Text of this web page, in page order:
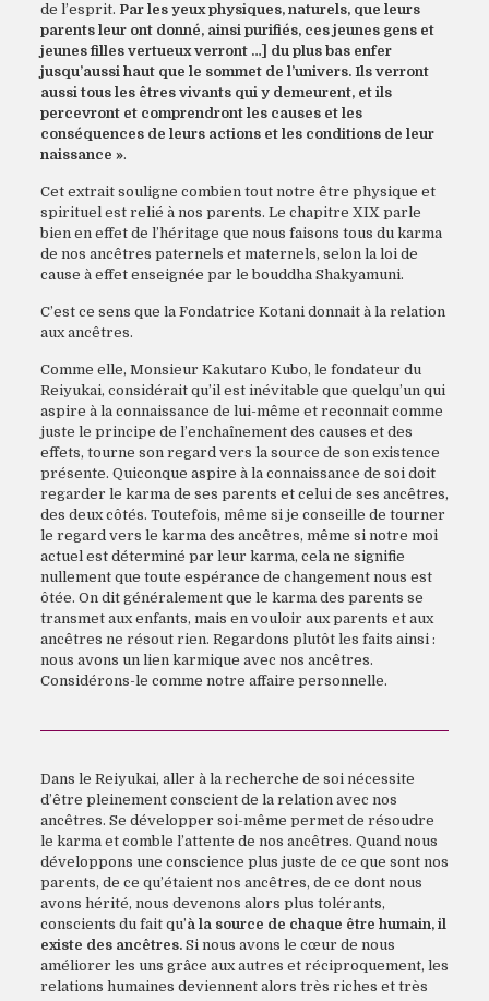
de l’esprit. Par les yeux physiques, naturels, que leurs
parents leur ont donné, ainsi purifiés, ces jeunes gens et
jeunes filles vertueux verront …] du plus bas enfer
jusqu’aussi haut que le sommet de l’univers. Ils verront
aussi tous les êtres vivants qui y demeurent, et ils
percevront et comprendront les causes et les
conséquences de leurs actions et les conditions de leur
naissance ».
Cet extrait souligne combien tout notre être physique et
spirituel est relié à nos parents. Le chapitre XIX parle
bien en effet de l’héritage que nous faisons tous du karma
de nos ancêtres paternels et maternels, selon la loi de
cause à effet enseignée par le bouddha Shakyamuni.
C’est ce sens que la Fondatrice Kotani donnait à la relation
aux ancêtres.
Comme elle, Monsieur Kakutaro Kubo, le fondateur du
Reiyukai, considérait qu’il est inévitable que quelqu’un qui
aspire à la connaissance de lui-même et reconnait comme
juste le principe de l’enchaînement des causes et des
effets, tourne son regard vers la source de son existence
présente. Quiconque aspire à la connaissance de soi doit
regarder le karma de ses parents et celui de ses ancêtres,
des deux côtés. Toutefois, même si je conseille de tourner
le regard vers le karma des ancêtres, même si notre moi
actuel est déterminé par leur karma, cela ne signifie
nullement que toute espérance de changement nous est
ôtée. On dit généralement que le karma des parents se
transmet aux enfants, mais en vouloir aux parents et aux
ancêtres ne résout rien. Regardons plutôt les faits ainsi :
nous avons un lien karmique avec nos ancêtres.
Considérons-le comme notre affaire personnelle.
Dans le Reiyukai, aller à la recherche de soi nécessite
d’être pleinement conscient de la relation avec nos
ancêtres. Se développer soi-même permet de résoudre
le karma et comble l’attente de nos ancêtres. Quand nous
développons une conscience plus juste de ce que sont nos
parents, de ce qu’étaient nos ancêtres, de ce dont nous
avons hérité, nous devenons alors plus tolérants,
conscients du fait qu’à la source de chaque être humain, il
existe des ancêtres. Si nous avons le cœur de nous
améliorer les uns grâce aux autres et réciproquement, les
relations humaines deviennent alors très riches et très